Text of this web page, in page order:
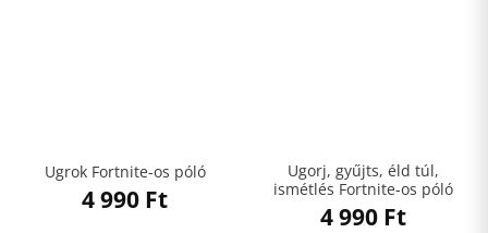
Ugrok Fortnite-os póló
4 990 Ft
Ugorj, gyűjts, éld túl,
ismétlés Fortnite-os póló
4 990 Ft